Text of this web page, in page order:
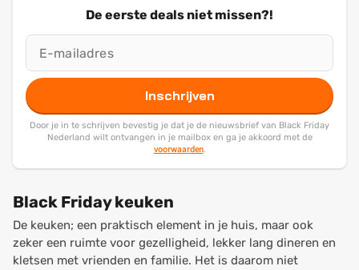
De eerste deals niet missen?!
Inschrijven
Door je in te schrijven bevestig je dat je de nieuwsbrief van Black Friday
Nederland wilt ontvangen in je mailbox en ga je akkoord met de
voorwaarden.
Black Friday keuken
De keuken; een praktisch element in je huis, maar ook
zeker een ruimte voor gezelligheid, lekker lang dineren en
kletsen met vrienden en familie. Het is daarom niet